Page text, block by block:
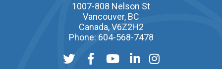
1007-808 Nelson St
Vancouver, BC
Canada, V6Z2H2
Phone: 604-568-7478